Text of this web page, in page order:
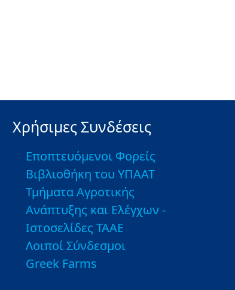
Χρήσιμες Συνδέσεις
Εποπτευόμενοι Φορείς
Βιβλιοθήκη του ΥΠΑΑΤ
Τμήματα Αγροτικής
Ανάπτυξης και Ελέγχων -
Ιστοσελίδες ΤΑΑΕ
Λοιποί Σύνδεσμοι
Greek Farms